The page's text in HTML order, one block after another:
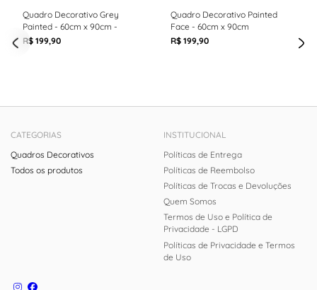
Quadro Decorativo Grey
Painted - 60cm x 90cm -
R$ 199,90
Quadro Decorativo Painted
Face - 60cm x 90cm
R$ 199,90
CATEGORIAS
Quadros Decorativos
Todos os produtos
INSTITUCIONAL
Políticas de Entrega
Políticas de Reembolso
Políticas de Trocas e Devoluções
Quem Somos
Termos de Uso e Política de
Privacidade - LGPD
Políticas de Privacidade e Termos
de Uso